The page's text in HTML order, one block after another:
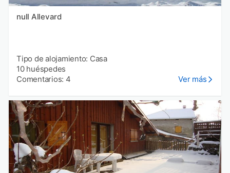
null Allevard
Tipo de alojamiento: Casa
10 huéspedes
Comentarios: 4
Ver más